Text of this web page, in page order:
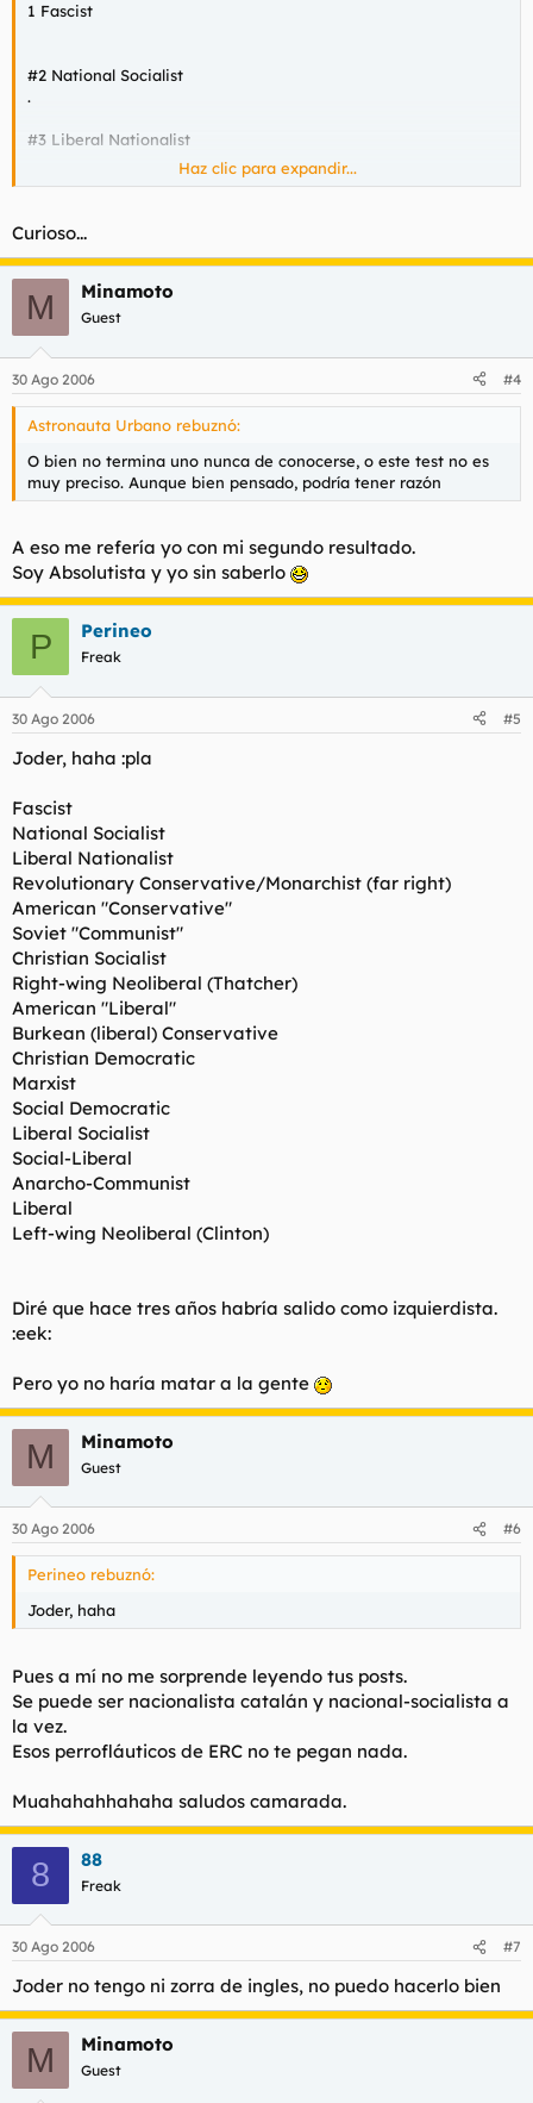
1 Fascist
#2 National Socialist
.
#3 Liberal Nationalist
Haz clic para expandir...
Curioso...
M Minamoto
Guest
30 Ago 2006 #4
Astronauta Urbano rebuznó:
O bien no termina uno nunca de conocerse, o este test no es
muy preciso. Aunque bien pensado, podría tener razón
A eso me refería yo con mi segundo resultado.
Soy Absolutista y yo sin saberlo
P Perineo
Freak
30 Ago 2006 #5
Joder, haha :pla
Fascist
National Socialist
Liberal Nationalist
Revolutionary Conservative/Monarchist (far right)
American "Conservative"
Soviet "Communist"
Christian Socialist
Right-wing Neoliberal (Thatcher)
American "Liberal"
Burkean (liberal) Conservative
Christian Democratic
Marxist
Social Democratic
Liberal Socialist
Social-Liberal
Anarcho-Communist
Liberal
Left-wing Neoliberal (Clinton)
Diré que hace tres años habría salido como izquierdista.
:eek:
Pero yo no haría matar a la gente
M Minamoto
Guest
30 Ago 2006 #6
Perineo rebuznó:
Joder, haha
Pues a mí no me sorprende leyendo tus posts.
Se puede ser nacionalista catalán y nacional-socialista a
la vez.
Esos perrofláuticos de ERC no te pegan nada.
Muahahahhahaha saludos camarada.
8 88
Freak
30 Ago 2006 #7
Joder no tengo ni zorra de ingles, no puedo hacerlo bien
M Minamoto
Guest